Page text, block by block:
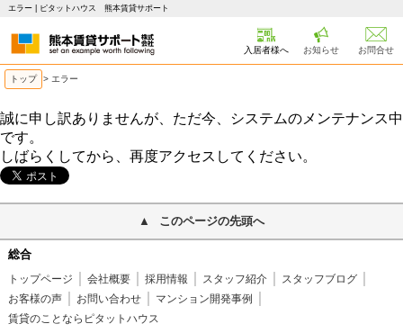
エラー | ピタットハウス 熊本賃貸サポート
入居者様へ お知らせ お問合せ
トップ > エラー
誠に申し訳ありませんが、ただ今、システムのメンテナンス中
です。
しばらくしてから、再度アクセスしてください。
このページの先頭へ
総合
トップページ 会社概要 採用情報 スタッフ紹介
スタッフブログ
お客様の声
お問い合わせ
マンション開発事例
賃貸のことならピタットハウス